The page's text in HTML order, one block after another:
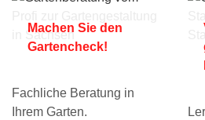
Machen Sie den
Gartencheck!
Fachliche Beratung in
Ihrem Garten.